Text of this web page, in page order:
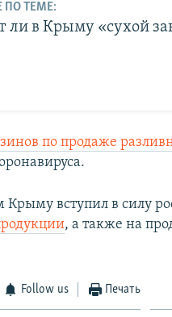
ПО ТЕМЕ:
ли в Крыму «сухой
по продаже
Крыму вступил в силу
, а также на
Follow us Печать